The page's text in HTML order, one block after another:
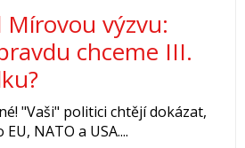
výzvu:
chceme III.
"Vaši" politici chtějí dokázat,
NATO a USA....